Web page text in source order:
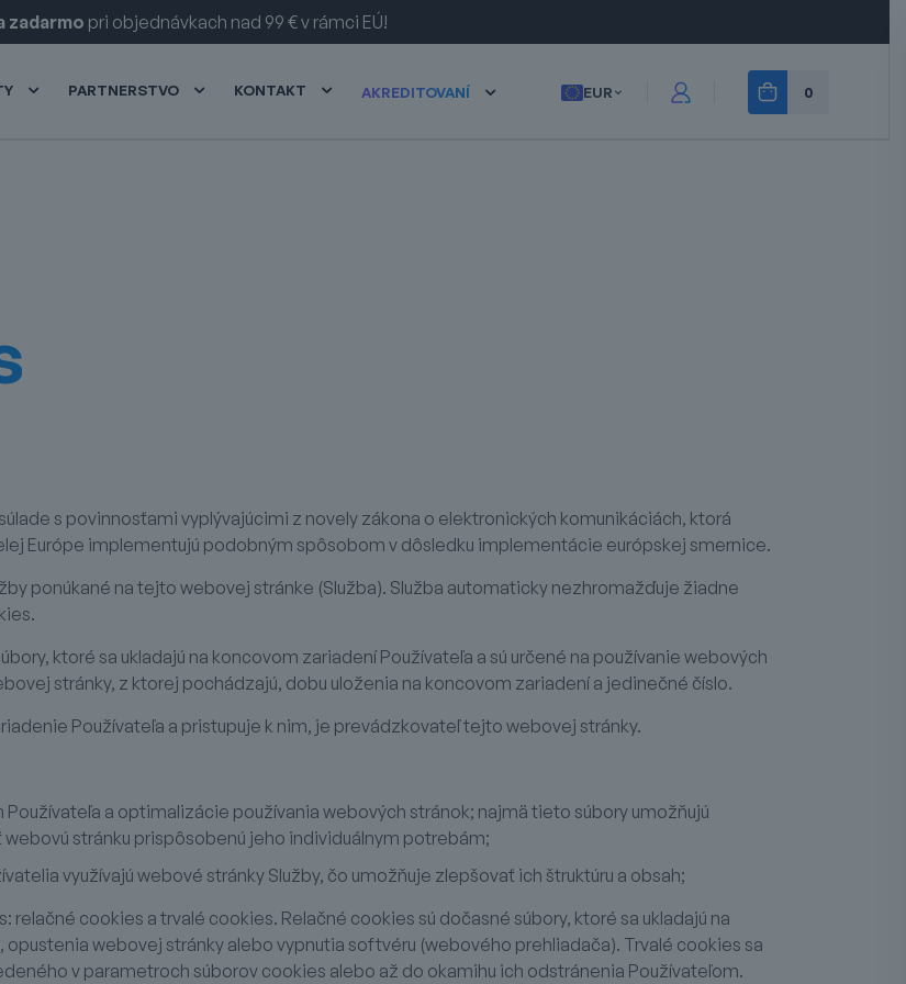
zadarmo pri objednávkach nad 99 € v rámci EÚ!
PARTNERSTVO KONTAKT AKREDITOVANÍ EUR 0
s povinnosťami vyplývajúcimi z novely zákona o elektronických komunikáciách, ktorá
Európe implementujú podobným spôsobom v dôsledku implementácie európskej smernice.
ponúkané na tejto webovej stránke (Služba). Služba automaticky nezhromažďuje žiadne
ktoré sa ukladajú na koncovom zariadení Používateľa a sú určené na používanie webových
stránky, z ktorej pochádzajú, dobu uloženia na koncovom zariadení a jedinečné číslo.
Používateľa a pristupuje k nim, je prevádzkovateľ tejto webovej stránky.
a optimalizácie používania webových stránok; najmä tieto súbory umožňujú
stránku prispôsobenú jeho individuálnym potrebám;
využívajú webové stránky Služby, čo umožňuje zlepšovať ich štruktúru a obsah;
relačné cookies a trvalé cookies. Relačné cookies sú dočasné súbory, ktoré sa ukladajú na
webovej stránky alebo vypnutia softvéru (webového prehliadača). Trvalé cookies sa
v parametroch súborov cookies alebo až do okamihu ich odstránenia Používateľom.